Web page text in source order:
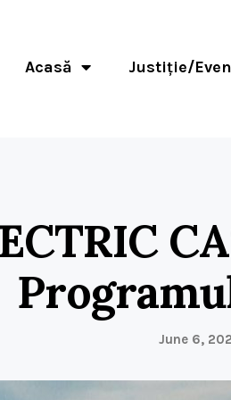
Acasă Justiție/
June 6,